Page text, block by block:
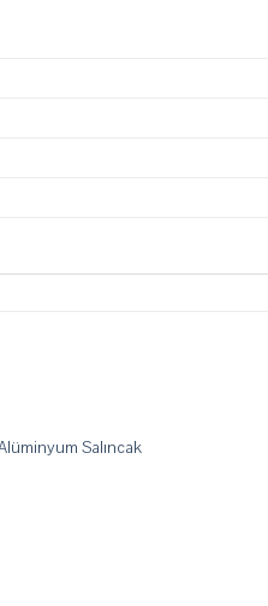
Salıncak